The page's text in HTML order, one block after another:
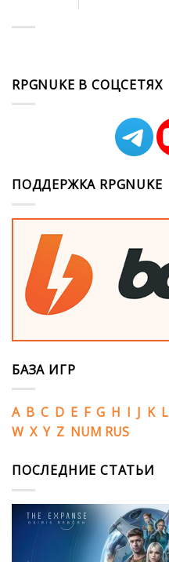
RPGNUKE В СОЦСЕТЯХ
ПОДДЕРЖКА RPGNUKE
БАЗА ИГР
A B C D E F G H I J K L
W X Y Z NUM RUS
ПОСЛЕДНИЕ СТАТЬИ